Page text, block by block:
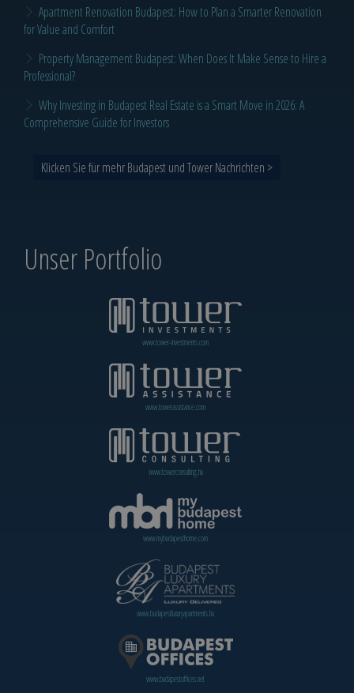
Apartment Renovation Budapest: How to Plan a Smarter Renovation
for Value and Comfort
Property Management Budapest: When Does It Make Sense to Hire a
Professional?
Why Investing in Budapest Real Estate is a Smart Move in 2026: A
Comprehensive Guide for Investors
Klicken Sie für mehr Budapest und Tower Nachrichten >
Unser Portfolio
www.tower-investments.com
www.towerassistance.com
www.towerconsulting.hu
www.mybudapesthome.com
www.budapestluxuryapartments.hu
www.budapestoffices.net